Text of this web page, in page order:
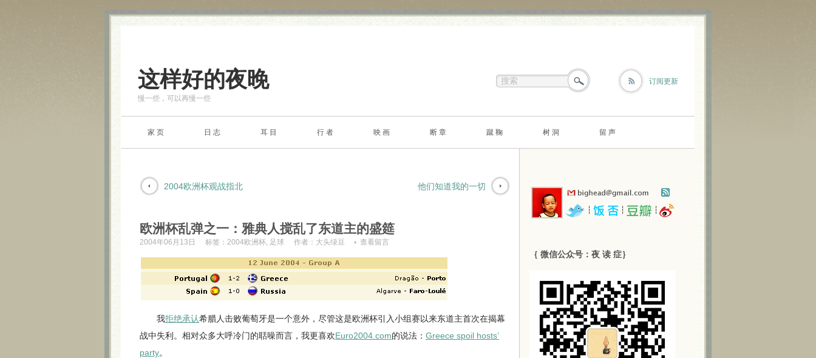
这样好的夜晚
慢一些，可以再慢一些
订阅更新
家 页 日 志 耳 目 行 者 映 画 断 章 蹴 鞠 树 洞 留 声
2004欧洲杯观战指北 他们知道我的一切
欧洲杯乱弹之一：雅典人搅乱了东道主的盛筵
2004年06月13日 标签： 2004欧洲杯, 足球 作者： 大头绿豆 查看留言
我拒绝承认希腊人击败葡萄牙是一个意外，尽管这是欧洲杯引入小组赛以来东道主首次在揭幕
战中失利。相对众多大呼冷门的聒噪而言，我更喜欢Euro2004.com的说法： Greece spoil hosts’
party。
┆ ┆ ┆
｛ 微信公众号：夜 读 症｝